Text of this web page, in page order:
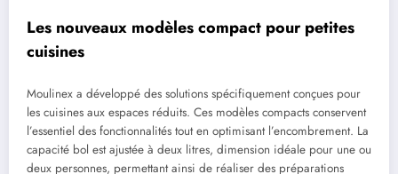
Les nouveaux modèles compact pour petites
cuisines
Moulinex a développé des solutions spécifiquement conçues pour
les cuisines aux espaces réduits. Ces modèles compacts conservent
l’essentiel des fonctionnalités tout en optimisant l’encombrement. La
capacité bol est ajustée à deux litres, dimension idéale pour une ou
deux personnes, permettant ainsi de réaliser des préparations